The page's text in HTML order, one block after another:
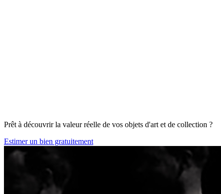
Prêt à découvrir la valeur réelle de vos objets d'art et de collection ?
Estimer un bien gratuitement